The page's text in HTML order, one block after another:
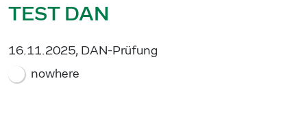
TEST DAN
16.11.2025, DAN-Prüfung
nowhere